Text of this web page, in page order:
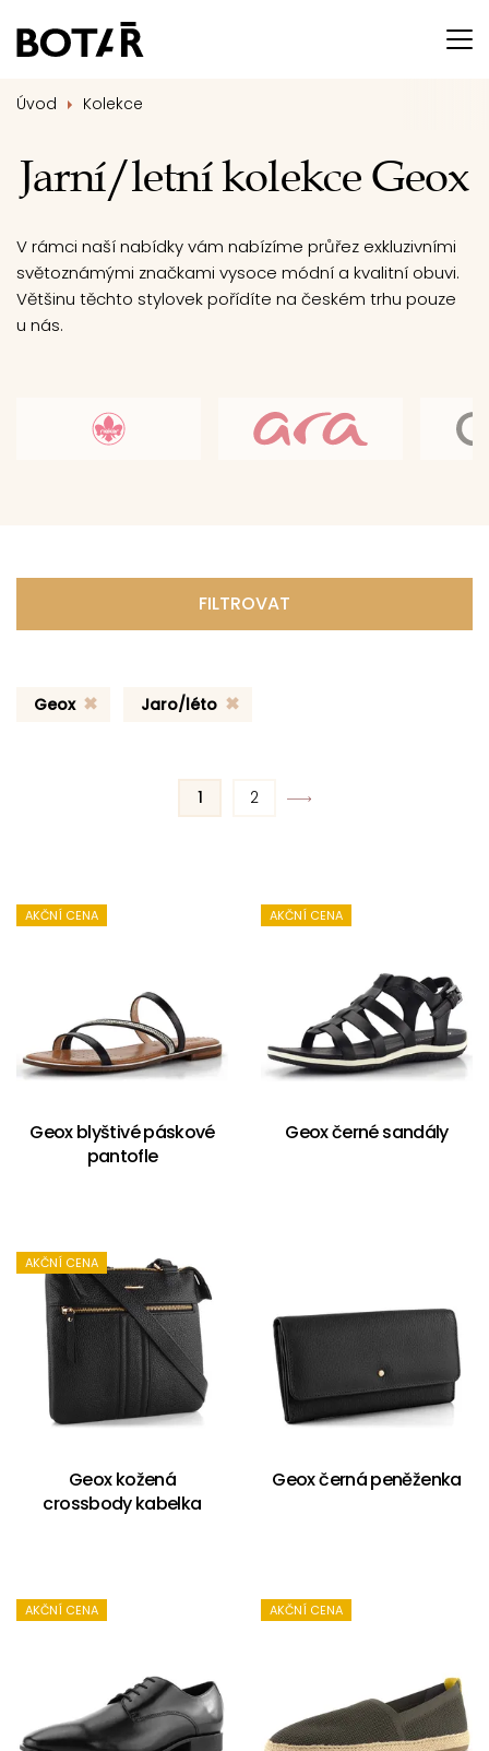
Úvod Kolekce
Jarní/letní kolekce Geox
V rámci naší nabídky vám nabízíme průřez exkluzivními
světoznámými značkami vysoce módní a kvalitní obuvi.
Většinu těchto stylovek pořídíte na českém trhu pouze
u nás.
FILTROVAT
Geox Jaro/léto
1 2
AKČNÍ CENA
Geox blyštivé páskové
pantofle
AKČNÍ CENA
Geox černé sandály
AKČNÍ CENA
Geox kožená
crossbody kabelka
Geox černá peněženka
AKČNÍ CENA AKČNÍ CENA